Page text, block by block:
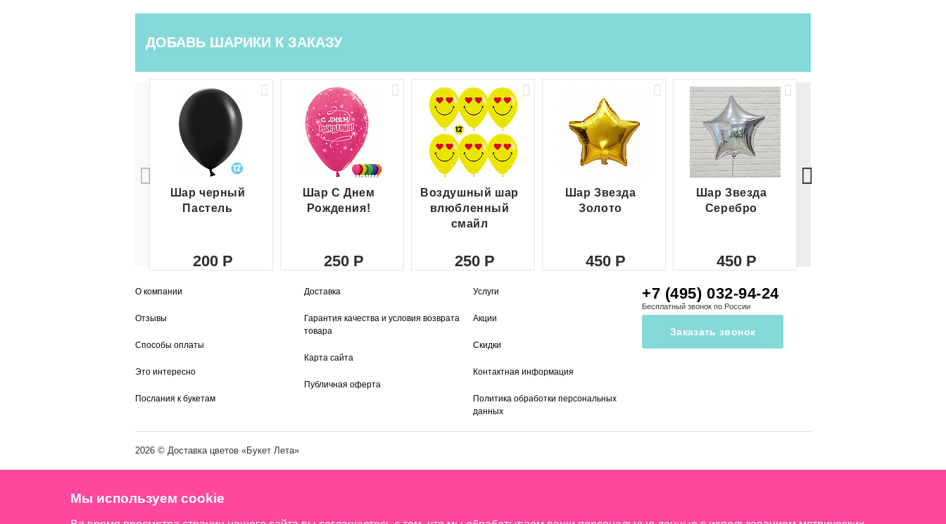
ДОБАВЬ ШАРИКИ К ЗАКАЗУ
Шар черный
Пастель
200
Шар С Днем
Рождения!
250
Воздушный шар
влюбленный
смайл
250
Шар Звезда
Золото
450
Шар Звезда
Серебро
450
О компании
Отзывы
Способы оплаты
Это интересно
Послания к букетам
Доставка
Гарантия качества и условия возврата
товара
Карта сайта
Публичная оферта
Услуги
Акции
Скидки
Контактная информация
Политика обработки персональных
данных
+7 (495) 032-94-24
Бесплатный звонок по России
Заказать звонок
2026 © Доставка цветов «Букет Лета»
Мы используем cookie